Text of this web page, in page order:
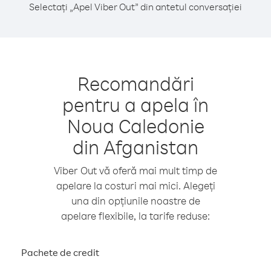
Selectați „Apel Viber Out” din antetul conversației
Recomandări
pentru a apela în
Noua Caledonie
din Afganistan
Viber Out vă oferă mai mult timp de
apelare la costuri mai mici. Alegeți
una din opțiunile noastre de
apelare flexibile, la tarife reduse:
Pachete de credit